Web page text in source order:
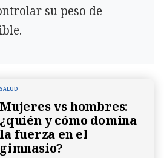
su peso de
SALUD
Mujeres vs hombres:
¿quién y cómo domina
la fuerza en el
gimnasio?